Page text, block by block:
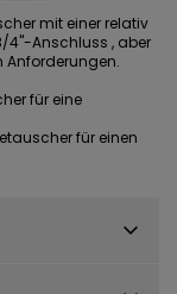
mit einer relativ
Anschluss , aber
Anforderungen.
für eine
für einen